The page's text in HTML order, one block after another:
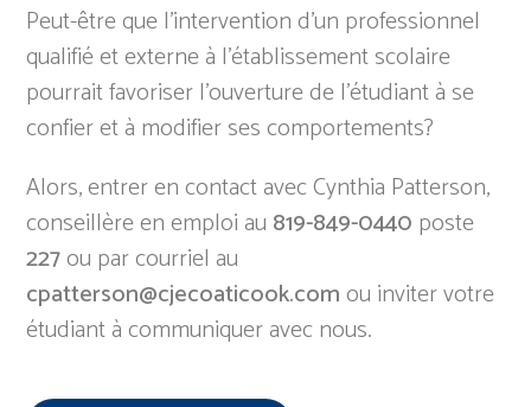
Peut-être que l’intervention d’un professionnel
qualifié et externe à l’établissement scolaire
pourrait favoriser l’ouverture de l’étudiant à se
confier et à modifier ses comportements?
Alors, entrer en contact avec Cynthia Patterson,
conseillère en emploi au 819-849-0440 poste
227ou par courriel au
cpatterson@cjecoaticook.com ou inviter votre
étudiant à communiquer avec nous.